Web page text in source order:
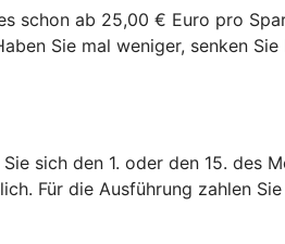
schon ab 25,00 € Euro pro
Sie mal weniger, senken Sie
sich den 1. oder den 15. des
Für die Ausführung zahlen